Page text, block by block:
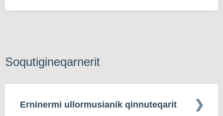
Soqutigineqarnerit
Erninermi ullormusianik qinnuteqarit